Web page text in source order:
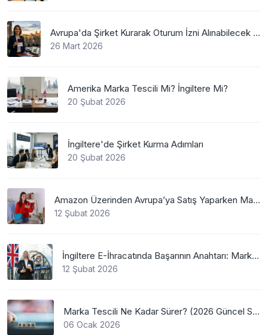
Avrupa'da Şirket Kurarak Oturum İzni Alınabilecek En Mantıklı Ülkeler Nelerdir?
26 Mart 2026
Amerika Marka Tescili Mi? İngiltere Mi?
20 Şubat 2026
İngiltere'de Şirket Kurma Adımları
20 Şubat 2026
Amazon Üzerinden Avrupa’ya Satış Yaparken Marka Tescilinin Önemi
12 Şubat 2026
İngiltere E-İhracatında Başarının Anahtarı: Marka Tescili
12 Şubat 2026
Marka Tescili Ne Kadar Sürer? (2026 Güncel Süreler)
06 Ocak 2026